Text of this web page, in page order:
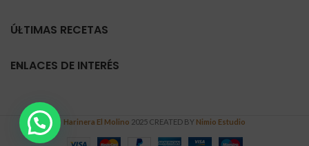
ÚLTIMAS RECETAS
ENLACES DE INTERÉS
Harinera El Molino 2025 CREATED BY Nimio Estudio